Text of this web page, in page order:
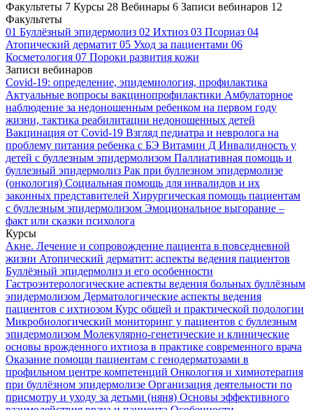
Факультеты 7 Курсы 28 Вебинары 6 Записи вебинаров 12
Факультеты
01 Буллёзный эпидермолиз 02 Ихтиоз 03 Псориаз 04
Атопический дерматит 05 Уход за пациентами 06
Косметология 07 Пороки развития кожи
Записи вебинаров
Covid-19: определение, эпидемиология, профилактика
Актуальные вопросы вакцинопрофилактики Амбулаторное
наблюдение за недоношенным ребенком на первом году
жизни, тактика реабилитации недоношенных детей
Вакцинация от Covid-19 Взгляд педиатра и невролога на
проблему питания ребенка с БЭ Витамин Д Инвалидность у
детей с буллезным эпидермолизом Паллиативная помощь и
буллезный эпидермолиз Рак при буллезном эпидермолизе
(онкология) Социальная помощь для инвалидов и их
законных представителей Хирургическая помощь пациентам
с буллезным эпидермолизом Эмоциональное выгорание –
факт или сказки психолога
Курсы
Акне. Лечение и сопровождение пациента в повседневной
жизни Атопический дерматит: аспекты ведения пациентов
Буллёзный эпидермолиз и его особенности
Гастроэнтерологические аспекты ведения больных буллёзным
эпидермолизом Дерматологические аспекты ведения
пациентов с ихтиозом Курс общей и практической подологии
Микробиологический мониторинг у пациентов с буллезным
эпидермолизом Молекулярно-генетические и клинические
основы врожденного ихтиоза в практике современного врача
Оказание помощи пациентам с генодерматозами в
профильном центре компетенций Онкология и химиотерапия
при буллёзном эпидермолизе Организация деятельности по
присмотру и уходу за детьми (няня) Основы эффективного